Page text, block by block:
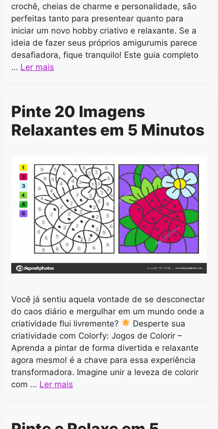
crochê, cheias de charme e personalidade, são
perfeitas tanto para presentear quanto para
iniciar um novo hobby criativo e relaxante. Se a
ideia de fazer seus próprios amigurumis parece
desafiadora, fique tranquilo! Este guia completo
… Ler mais
Pinte 20 Imagens
Relaxantes em 5 Minutos
Você já sentiu aquela vontade de se desconectar
do caos diário e mergulhar em um mundo onde a
criatividade flui livremente?
Desperte sua
criatividade com Colorfy: Jogos de Colorir –
Aprenda a pintar de forma divertida e relaxante
agora mesmo! é a chave para essa experiência
transformadora. Imagine unir a leveza de colorir
com … Ler mais